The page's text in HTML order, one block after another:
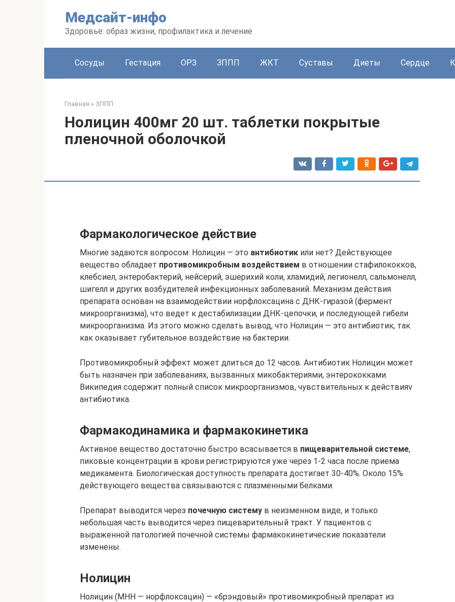
Медсайт-инфо
Здоровье: образ жизни, профилактика и лечение
Сосуды Гестация ОРЗ ЗППП ЖКТ Суставы Диеты Сердце
Главная » ЗППП
Нолицин 400мг 20 шт. таблетки покрытые
пленочной оболочкой
Фармакологическое действие
Многие задаются вопросом: Нолицин — это антибиотик или нет? Действующее
вещество обладает противомикробным воздействием в отношении стафилококков,
клебсиел, энтеробактерий, нейсерий, эшерихий коли, хламидий, легионелл, сальмонелл,
шигелл и других возбудителей инфекционных заболеваний. Механизм действия
препарата основан на взаимодействии норфлоксацина с ДНК-гиразой (фермент
микроорганизма), что ведет к дестабилизации ДНК-цепочки, и последующей гибели
микроорганизма. Из этого можно сделать вывод, что Нолицин — это антибиотик, так
как оказывает губительное воздействие на бактерии.
Противомикробный эффект может длиться до 12 часов. Антибиотик Нолицин может
быть назначен при заболеваниях, вызванных микобактериями, энтерококками.
Википедия содержит полный список микроорганизмов, чувствительных к действияv
антибиотика.
Фармакодинамика и фармакокинетика
Активное вещество достаточно быстро всасывается в пищеварительной системе,
пиковые концентрации в крови регистрируются уже через 1-2 часа после приема
медикамента. Биологическая доступность препарата достигает 30-40%. Около 15%
действующего вещества связываются с плазменными белками.
Препарат выводится через почечную систему в неизменном виде, и только
небольшая часть выводится через пищеварительный тракт. У пациентов с
выраженной патологией почечной системы фармакокинетические показатели
изменены.
Нолицин
Нолицин (МНН — норфлоксацин) — «брэндовый» противомикробный препарат из